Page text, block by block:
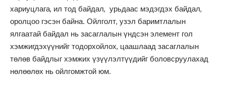
хариуцлага, ил тод байдал, урьдаас мэдэгдэх байдал,
оролцоо гэсэн байна. Ойлголт, узэл баримтлалын
ялгаатай байдал нь засаглалын үндсэн элемент гол
хэмжигдэхүүнийг тодорхойлох, цаашлаад засаглалын
төлөв байдлыг хэмжих үзүүлэлтүүдийг боловсруулахад
нөлөөлөх нь ойлгомжтой юм.